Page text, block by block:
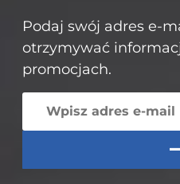
Podaj swój adres e-
otrzymywać
promocjach.